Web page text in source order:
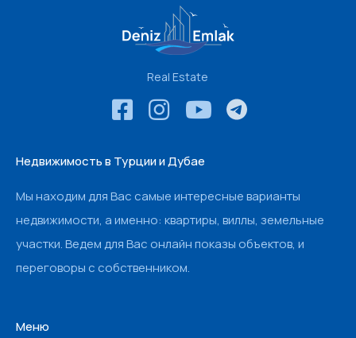
Real Estate
Недвижимость в Турции и Дубае
Мы находим для Вас самые интересные варианты
недвижимости, а именно: квартиры, виллы, земельные
участки. Ведем для Вас онлайн показы объектов, и
переговоры с собственником.
Меню